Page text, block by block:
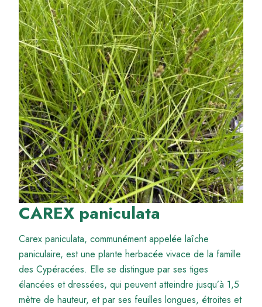
CAREX paniculata
Carex paniculata, communément appelée laîche
paniculaire, est une plante herbacée vivace de la famille
des Cypéracées. Elle se distingue par ses tiges
élancées et dressées, qui peuvent atteindre jusqu’à 1,5
mètre de hauteur, et par ses feuilles longues, étroites et